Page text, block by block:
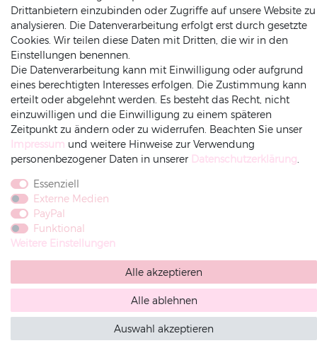
info@dekowunder.de
ZAHLUNGSARTEN
Rechnung Amazonpay Vorkasse
INFORMATIONEN
Datenschutz
Versand
Impressum
AGB
Drittanbietern einzubinden oder Zugriffe auf unsere Website zu
analysieren. Die Datenverarbeitung erfolgt erst durch gesetzte
Cookies. Wir teilen diese Daten mit Dritten, die wir in den
Einstellungen benennen.
Die Datenverarbeitung kann mit Einwilligung oder aufgrund
eines berechtigten Interesses erfolgen. Die Zustimmung kann
erteilt oder abgelehnt werden. Es besteht das Recht, nicht
einzuwilligen und die Einwilligung zu einem späteren
Zeitpunkt zu ändern oder zu widerrufen. Beachten Sie unser
Impressum und weitere Hinweise zur Verwendung
personenbezogener Daten in unserer Daten­schutz­erklärung
Essenziell
Externe Medien
PayPal
Funktional
Weitere Einstellungen
Alle akzeptieren
Alle ablehnen
Auswahl akzeptieren